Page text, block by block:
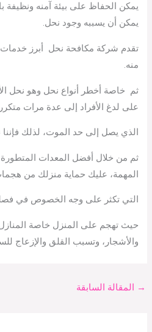
يمكن الحفاظ على بيئة آمنه ونظيفة
يمكن أن يسببه وجود نحل.
تقدم شركة مكافحة نحل أبرز خدمات
منه.
ثم خاصة أخطر أنواع نحل وهو نحل
على لدغ الأفراد إلى عدة مرات
الذي يصل إلى حد الموت، لذلك
ثم من خلال أفضل المعدات المتطورة
المهمة، عليك حماية منزلك من
التي تكثر على وجه الخصوص في
حيث تهجم على المنزل خاصة المنازل
والأشجار، وتسبب القلق والإزعاج
→ المقالة السابقة